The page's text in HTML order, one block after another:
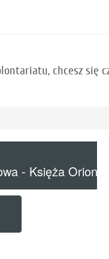
chcesz się
- Księża